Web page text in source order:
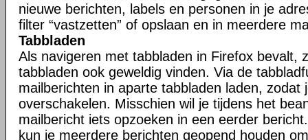
nieuwe berichten, labels en personen in je
filter “vastzetten” of opslaan en in meerdere
Tabbladen
Als navigeren met tabbladen in Firefox bevalt,
tabbladen ook geweldig vinden. Via de
mailberichten in aparte tabbladen laden, zodat
overschakelen. Misschien wil je tijdens het
mailbericht iets opzoeken in een eerder
kun je meerdere berichten geopend houden